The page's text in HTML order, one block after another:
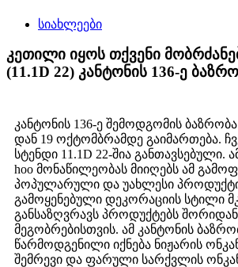
სიახლეები
კეთილი იყოს თქვენი
(11.1D 22) კანტონის 136-ე
კანტონის 136-ე შემოდგომის
დან 19 ოქტომბრამდე გაიმართება.
სტენდი 11.1D 22-შია განთავსებული.
hoo მონაწილეობას მიიღებს ამ
პოპულარული და უახლესი
გამოყენებული დეკორაციის სტილი
განსაზღვრავს პროდუქტებს
მეგობრებისთვის. ამ კანტონის
წარმოდგენილი იქნება ნიჟარის
შემრევი და ფარული სარქვლის